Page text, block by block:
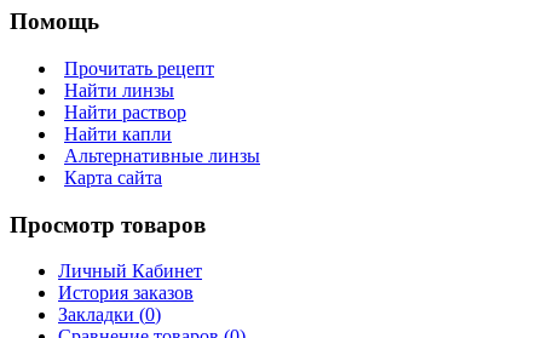
Помощь
Прочитать рецепт
Найти линзы
Найти раствор
Найти капли
Альтернативные линзы
Карта сайта
Просмотр товаров
Личный Кабинет
История заказов
Закладки (0)